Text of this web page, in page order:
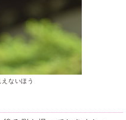
ないほう